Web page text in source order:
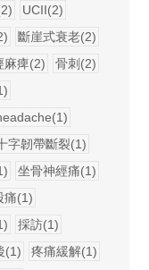
UCII(2)
斷崖式衰老(2)
麻痺(2)
骨刺(2)
字韌帶斷裂(1)
坐骨神經痛(1)
痛(1)
採訪(1)
(1)
疼痛緩解(1)